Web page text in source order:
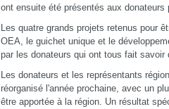
ont ensuite été présentés aux donateurs
Les quatre grands projets retenus pour
OEA, le guichet unique et le
par les donateurs qui ont tous fait savoir
Les donateurs et les représentants
réorganisé l'année prochaine, avec un
être apportée à la région. Un résultat